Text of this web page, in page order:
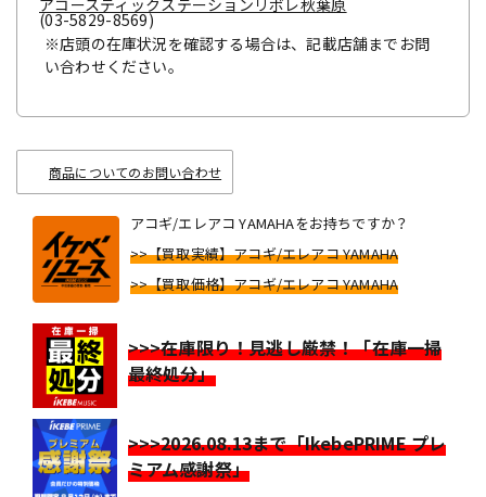
アコースティックステーションリボレ秋葉原
(03-5829-8569)
※店頭の在庫状況を確認する場合は、記載店舗までお問
い合わせください。
商品についてのお問い合わせ
アコギ/エレアコ YAMAHAをお持ちですか？
>>【買取実績】アコギ/エレアコ YAMAHA
>>【買取価格】アコギ/エレアコ YAMAHA
>>>在庫限り！見逃し厳禁！「在庫一掃
最終処分」
>>>2026.08.13まで「IkebePRIME プレ
ミアム感謝祭」